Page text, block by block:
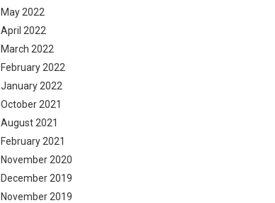
May 2022
April 2022
March 2022
February 2022
January 2022
October 2021
August 2021
February 2021
November 2020
December 2019
November 2019